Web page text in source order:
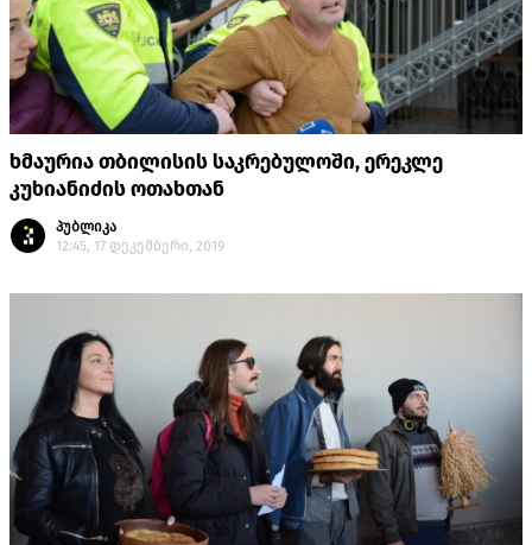
ხმაურია თბილისის საკრებულოში, ერეკლე
კუხიანიძის ოთახთან
პუბლიკა
12:45, 17 დეკემბერი, 2019